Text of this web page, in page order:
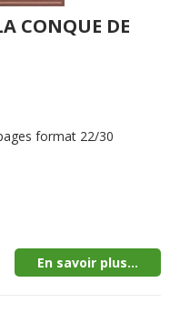
CONQUE DE
format 22/30
En savoir plus...